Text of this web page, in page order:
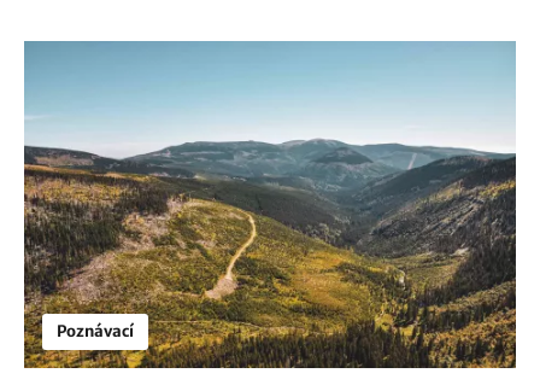
Poznávací